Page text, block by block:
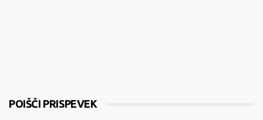
POIŠČI PRISPEVEK